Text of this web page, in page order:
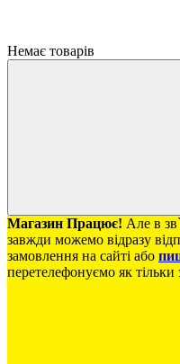
Немає товарів
Магазин Працює! Але в
завжди можемо відразу
замовлення на сайті або
перетелефонуємо як